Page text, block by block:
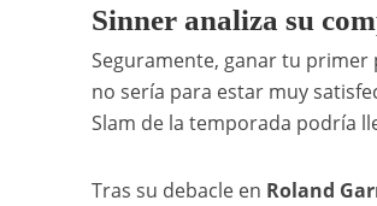
Sinner analiza su
Seguramente, ganar tu
no sería para estar muy
Slam de la temporada podría
Tras su debacle en Roland